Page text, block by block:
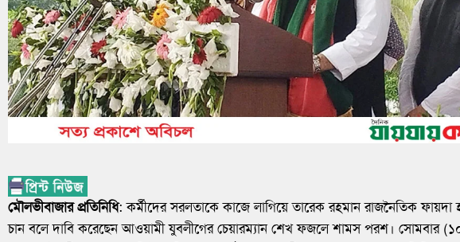
মৌলভীবাজার প্রতিনিধি: কর্মীদের সরলতাকে কাজে লাগিয়ে তারেক রহমান রাজনৈতিক ফায়দা
চান বলে দাবি করেছেন আওয়ামী যুবলীগের চেয়ারম্যান শেখ ফজলে শামস পরশ। সোমবার